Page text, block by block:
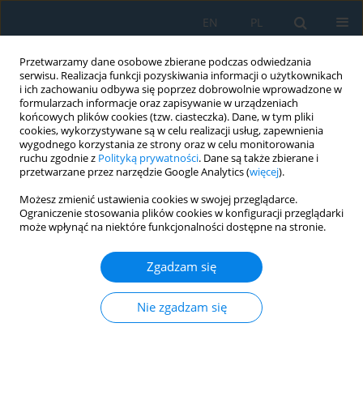
Przetwarzamy dane osobowe zbierane podczas odwiedzania
serwisu. Realizacja funkcji pozyskiwania informacji o użytkownikach
i ich zachowaniu odbywa się poprzez dobrowolnie wprowadzone w
formularzach informacje oraz zapisywanie w urządzeniach
końcowych plików cookies (tzw. ciasteczka). Dane, w tym pliki
cookies, wykorzystywane są w celu realizacji usług, zapewnienia
wygodnego korzystania ze strony oraz w celu monitorowania
ruchu zgodnie z Polityką prywatności. Dane są także zbierane i
przetwarzane przez narzędzie Google Analytics (więcej).
Możesz zmienić ustawienia cookies w swojej przeglądarce.
Ograniczenie stosowania plików cookies w konfiguracji przeglądarki
może wpłynąć na niektóre funkcjonalności dostępne na stronie.
Zgadzam się
Nie zgadzam się
PL
EN
Słowo kluczoweTiO2–NiAl
Research into Morphology and Properties of TiO2
– NiAl Atmospheric Plasma Sprayed Coating
Andrzej Maruszczyk Agata Dudek,Mirosław Szala
Adv. Sci. Technol. Res. J. 2017; 11(3):204-210
https://doi.org/10.12913/22998624/76450